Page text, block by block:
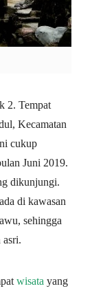
2. Tempat
Kecamatan
cukup
Juni 2019.
dikunjungi.
di kawasan
sehingga
asri.
wisata yang